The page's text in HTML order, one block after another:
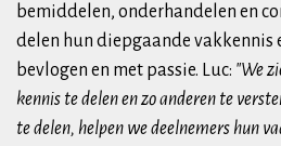
bemiddelen, onderhandelen en
delen hun diepgaande
bevlogen en met passie. Luc: "We
kennis te delen en zo anderen te
te delen, helpen we deelnemers hun